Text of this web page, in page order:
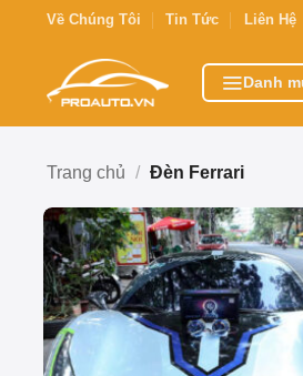
Về Chúng Tôi Tin Tức Liên Hệ
Danh
Trang chủ / Đèn Ferrari